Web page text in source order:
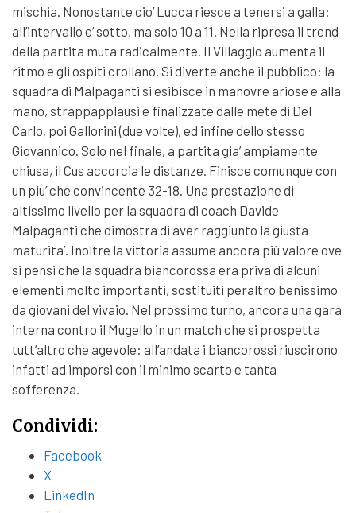
mischia. Nonostante cio’ Lucca riesce a tenersi a galla:
all’intervallo e’ sotto, ma solo 10 a 11. Nella ripresa il trend
della partita muta radicalmente. Il Villaggio aumenta il
ritmo e gli ospiti crollano. Si diverte anche il pubblico: la
squadra di Malpaganti si esibisce in manovre ariose e alla
mano, strappapplausi e finalizzate dalle mete di Del
Carlo, poi Gallorini (due volte), ed infine dello stesso
Giovannico. Solo nel finale, a partita gia’ ampiamente
chiusa, il Cus accorcia le distanze. Finisce comunque con
un piu’ che convincente 32-18. Una prestazione di
altissimo livello per la squadra di coach Davide
Malpaganti che dimostra di aver raggiunto la giusta
maturita’. Inoltre la vittoria assume ancora più valore ove
si pensi che la squadra biancorossa era priva di alcuni
elementi molto importanti, sostituiti peraltro benissimo
da giovani del vivaio. Nel prossimo turno, ancora una gara
interna contro il Mugello in un match che si prospetta
tutt’altro che agevole: all’andata i biancorossi riuscirono
infatti ad imporsi con il minimo scarto e tanta
sofferenza.
Condividi:
Facebook
X
LinkedIn